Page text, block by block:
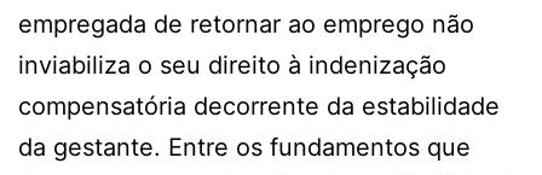
empregada de retornar ao emprego não
inviabiliza o seu direito à indenização
compensatória decorrente da estabilidade
da gestante. Entre os fundamentos que